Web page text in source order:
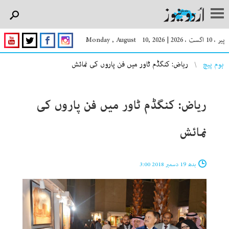
پیر ، 10 اگست ، 2026 |
Monday , August 10, 2026
You are here
ہوم پیچ ریاض: کنگڈم ٹاور میں فن پاروں کی نمائش
ریاض: کنگڈم ٹاور میں فن پاروں کی
نمائش
بدھ 19 دسمبر 2018 3:00